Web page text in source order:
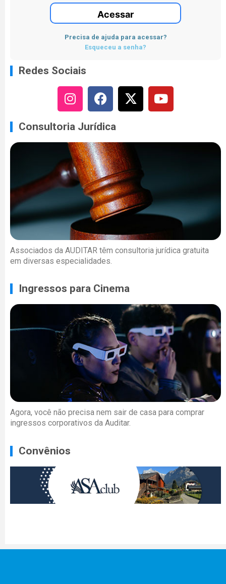
Acessar
Precisa de ajuda para acessar?
Esqueceu a senha?
Redes Sociais
Consultoria Jurídica
Associados da AUDITAR têm consultoria jurídica gratuita
em diversas especialidades.
Ingressos para Cinema
Agora, você não precisa nem sair de casa para comprar
ingressos corporativos da Auditar.
Convênios